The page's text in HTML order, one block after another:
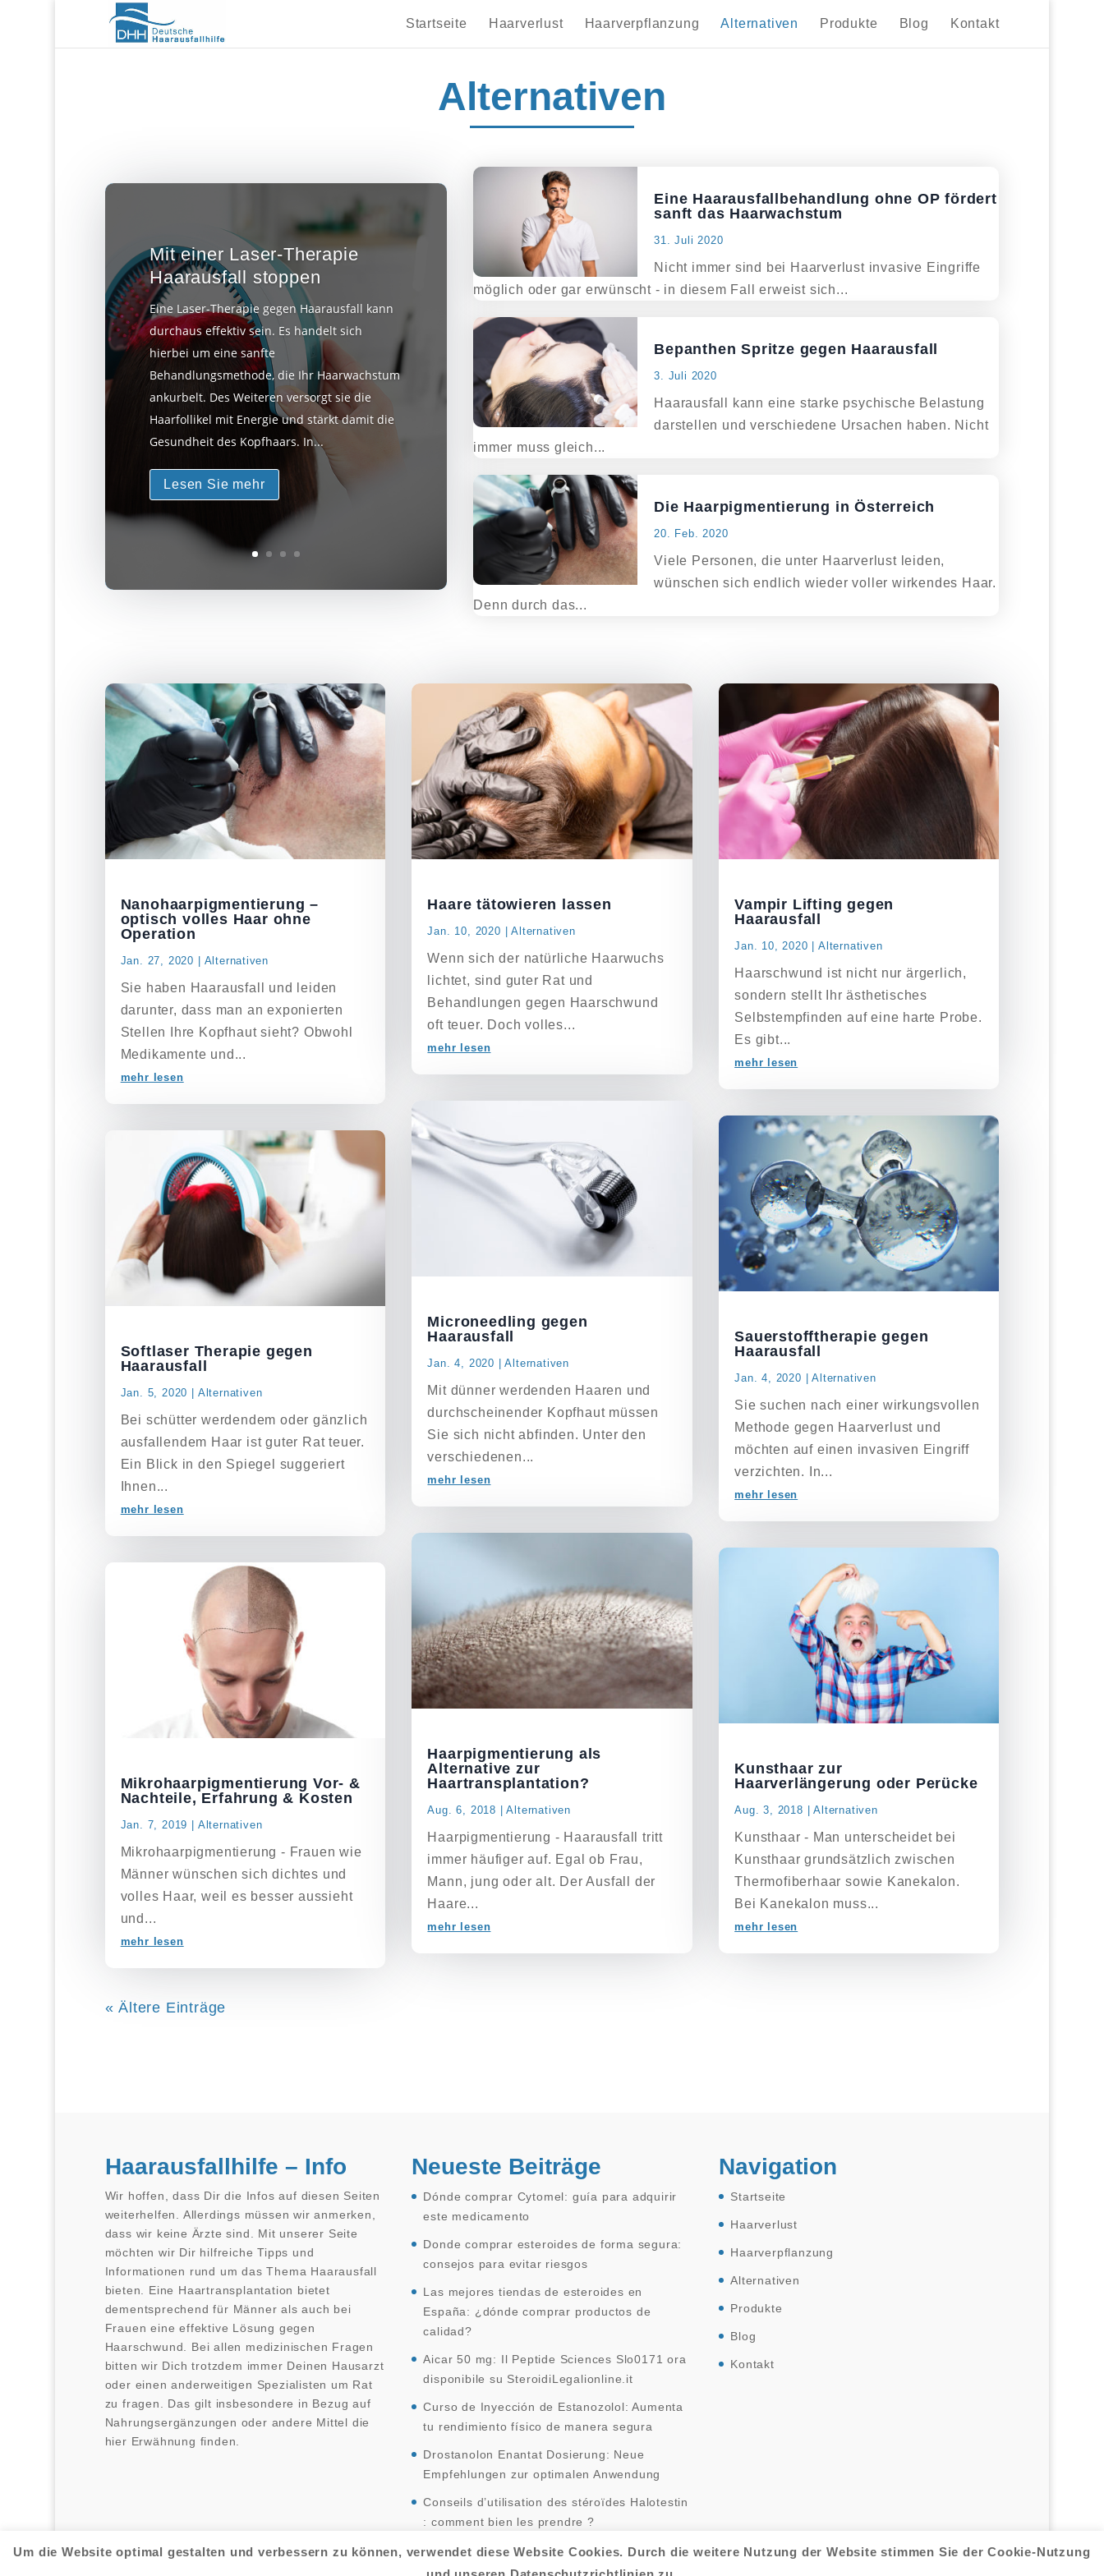
Startseite Haarverlust Haarverpflanzung Alternativen Produkte Blog Kontakt
Alternativen
Mit einer Laser-Therapie
Haarausfall stoppen
Eine Laser-Therapie gegen Haarausfall kann
durchaus effektiv sein. Es handelt sich
hierbei um eine sanfte
Behandlungsmethode, die Ihr Haarwachstum
ankurbelt. Des Weiteren versorgt sie die
Haarfollikel mit Energie und stärkt damit die
Gesundheit des Kopfhaars. In...
Lesen Sie mehr
Eine Haarausfallbehandlung ohne OP fördert
sanft das Haarwachstum
31. Juli 2020
Nicht immer sind bei Haarverlust invasive Eingriffe
möglich oder gar erwünscht - in diesem Fall erweist sich...
Bepanthen Spritze gegen Haarausfall
3. Juli 2020
Haarausfall kann eine starke psychische Belastung
darstellen und verschiedene Ursachen haben. Nicht
immer muss gleich...
Die Haarpigmentierung in Österreich
20. Feb. 2020
Viele Personen, die unter Haarverlust leiden,
wünschen sich endlich wieder voller wirkendes Haar.
Denn durch das...
Nanohaarpigmentierung –
optisch volles Haar ohne
Operation
Jan. 27, 2020 | Alternativen
Sie haben Haarausfall und leiden
darunter, dass man an exponierten
Stellen Ihre Kopfhaut sieht? Obwohl
Medikamente und...
mehr lesen
Softlaser Therapie gegen
Haarausfall
Jan. 5, 2020 Alternativen
Bei schütter werdendem oder gänzlich
ausfallendem Haar ist guter Rat teuer.
Ein Blick in den Spiegel suggeriert
Ihnen...
mehr lesen
Mikrohaarpigmentierung Vor- &
Nachteile, Erfahrung & Kosten
Jan. 7, 2019 Alternativen
Mikrohaarpigmentierung - Frauen wie
Männer wünschen sich dichtes und
volles Haar, weil es besser aussieht
und...
mehr lesen
Haare tätowieren lassen
Jan. 10, 2020 |Alternativen
Wenn sich der natürliche Haarwuchs
lichtet, sind guter Rat und
Behandlungen gegen Haarschwund
oft teuer. Doch volles...
mehr lesen
Microneedling gegen
Haarausfall
Jan. 4, 2020 |Alternativen
Mit dünner werdenden Haaren und
durchscheinender Kopfhaut müssen
Sie sich nicht abfinden. Unter den
verschiedenen...
mehr lesen
Haarpigmentierung als
Alternative zur
Haartransplantation?
Aug. 6, 2018 |Alternativen
Haarpigmentierung - Haarausfall tritt
immer häufiger auf. Egal ob Frau,
Mann, jung oder alt. Der Ausfall der
Haare...
mehr lesen
Vampir Lifting gegen
Haarausfall
Jan. 10, 2020 | Alternativen
Haarschwund ist nicht nur ärgerlich,
sondern stellt Ihr ästhetisches
Selbstempfinden auf eine harte Probe.
Es gibt...
mehr lesen
Sauerstofftherapie gegen
Haarausfall
Jan. 4, 2020 |Alternativen
Sie suchen nach einer wirkungsvollen
Methode gegen Haarverlust und
möchten auf einen invasiven Eingriff
verzichten. In...
mehr lesen
Kunsthaar zur
Haarverlängerung oder Perücke
Aug. 3, 2018 |Alternativen
Kunsthaar - Man unterscheidet bei
Kunsthaar grundsätzlich zwischen
Thermofiberhaar sowie Kanekalon.
Bei Kanekalon muss...
mehr lesen
« Ältere Einträge
Haarausfallhilfe – Info
Wir hoffen, dass Dir die Infos auf diesen Seiten
weiterhelfen. Allerdings müssen wir anmerken,
dass wir keine Ärzte sind. Mit unserer Seite
möchten wir Dir hilfreiche Tipps und
Informationen rund um das Thema Haarausfall
bieten. Eine Haartransplantation bietet
dementsprechend für Männer als auch bei
Frauen eine effektive Lösung gegen
Haarschwund. Bei allen medizinischen Fragen
bitten wir Dich trotzdem immer Deinen Hausarzt
oder einen anderweitigen Spezialisten um Rat
zu fragen. Das gilt insbesondere in Bezug auf
Nahrungsergänzungen oder andere Mittel die
hier Erwähnung finden.
Neueste Beiträge
Dónde comprar Cytomel: guía para adquirir
este medicamento
Donde comprar esteroides de forma segura:
consejos para evitar riesgos
Las mejores tiendas de esteroides en
España: ¿dónde comprar productos de
calidad?
Aicar 50 mg: Il Peptide Sciences Slo0171 ora
disponibile su SteroidiLegalionline.it
Curso de Inyección de Estanozolol: Aumenta
tu rendimiento físico de manera segura
Drostanolon Enantat Dosierung: Neue
Empfehlungen zur optimalen Anwendung
Conseils d’utilisation des stéroïdes Halotestin
: comment bien les prendre ?
¿Dónde se pueden comprar esteroides en
España?
Navigation
Startseite
Haarverlust
Haarverpflanzung
Alternativen
Produkte
Blog
Kontakt
Um die Website optimal gestalten und verbessern zu können, verwendet diese Website Cookies. Durch die weitere Nutzung der Website stimmen Sie der Cookie-Nutzung